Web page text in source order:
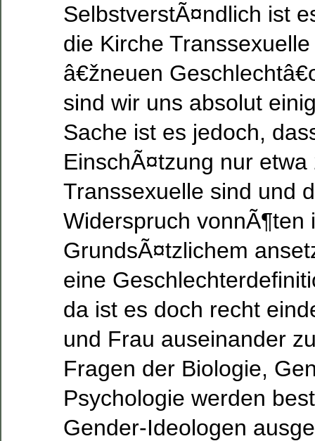
SelbstverstÃ¤ndlich ist
die Kirche
â€žneuen
sind wir uns absolut
Sache ist es jedoch,
EinschÃ¤tzung nur
Transsexuelle sind und
Widerspruch vonnÃ¶ten
GrundsÃ¤tzlichem
eine
da ist es doch recht
und Frau auseinander
Fragen der Biologie,
Psychologie werden
Gender-Ideologen